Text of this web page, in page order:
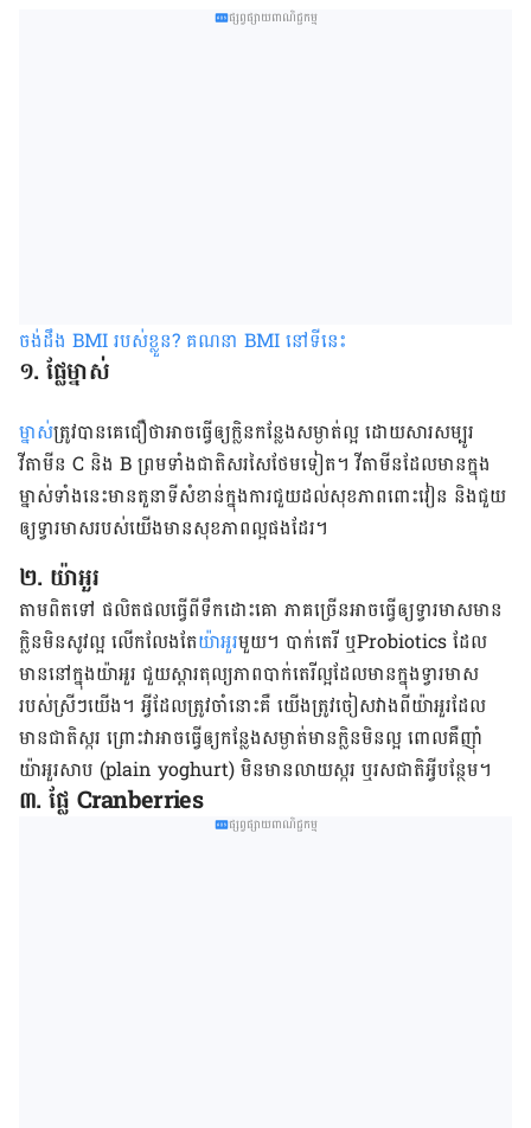
ផ្សព្វផ្សាយពាណិជ្ជកម្ម
ចង់ដឹង BMI របស់ខ្លួន? គណនា BMI នៅទីនេះ
១. ផ្លែ​ម្នាស់
ម្នាស់​ត្រូវ​បាន​គេ​ជឿ​ថា​អាច​ធ្វើ​ឲ្យ​ក្លិន​កន្លែង​សម្ងាត់​ល្អ ដោយសារ​សម្បូរ​
វីតាមីន C និង B ព្រមទាំង​ជាតិ​សរសៃ​ថែម​ទៀត​។ វីតាមីន​ដែល​មាន​ក្នុង​
ម្នាស់​ទាំង​នេះ​មាន​តួនាទី​សំខាន់​ក្នុង​ការ​ជួយ​ដល់​សុខភាព​ពោះវៀន និង​ជួយ​
ឲ្យ​ទ្វារមាស​របស់​យើង​មាន​សុខភាព​ល្អ​ផង​ដែរ។
២. យ៉ាអួរ
តាម​ពិត​ទៅ ផលិត​ផល​ធ្វើ​ពី​ទឹក​ដោះ​គោ ភាគ​ច្រើន​អាច​ធ្វើ​ឲ្យ​ទ្វារមាស​មាន​
ក្លិនមិន​សូវ​ល្អ លើក​លែង​តែ​យ៉ាអួរ​មួយ។ បាក់តេរី ឬ​Probiotics ដែល​
មាន​នៅ​ក្នុង​យ៉ាអួរ ជួយ​ស្ដារ​តុល្យភាព​បាក់តេរី​ល្អ​ដែល​មាន​ក្នុង​ទ្វារមាស​
របស់​ស្រីៗ​យើង។ អ្វី​ដែល​ត្រូវ​ចាំ​នោះ​គឺ យើង​ត្រូវ​ចៀសវាង​ពី​យ៉ាអួរ​ដែល​
មាន​ជាតិ​ស្ករ ព្រោះ​វា​អាច​ធ្វើ​ឲ្យ​កន្លែង​សម្ងាត់​មាន​ក្លិន​មិន​ល្អ ពោល​គឺ​ញ៉ាំ​
យ៉ាអួរ​សាប (plain yoghurt) មិន​មាន​លាយ​ស្ករ ឬ​រសជាតិ​អ្វី​បន្ថែម។
៣. ផ្លែ Cranberries
ផ្សព្វផ្សាយពាណិជ្ជកម្ម